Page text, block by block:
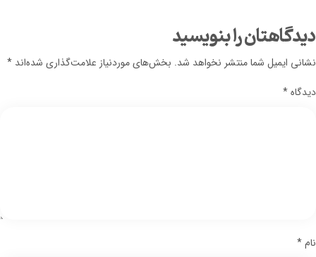
دیدگاهتان را بنویسید
نشانی ایمیل شما منتشر نخواهد شد. بخش‌های موردنیاز علامت‌گذاری شده‌اند *
دیدگاه*
نام*